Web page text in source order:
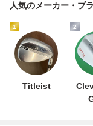
人気のメーカー・ブ
1
Titleist
2